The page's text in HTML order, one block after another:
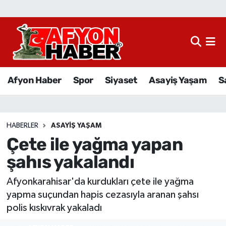
Afyon Haber Spor Siyaset Asayiş Yaşam
HABERLER ASAYIŞ YAŞAM
Çete ile yağma yapan
şahıs yakalandı
Afyonkarahisar'da kurdukları çete ile yağma
yapma suçundan hapis cezasıyla aranan şahsı
polis kıskıvrak yakaladı
Afyon Haber
Sağlık
Eğitim
Sivil Toplum